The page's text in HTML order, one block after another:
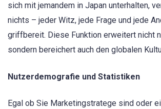
sich mit jemandem in Japan unterhalten,
nichts – jeder Witz, jede Frage und jede
griffbereit. Diese Funktion erweitert nicht
sondern bereichert auch den globalen
Nutzerdemografie und Statistiken
Egal ob Sie Marketingstratege sind oder